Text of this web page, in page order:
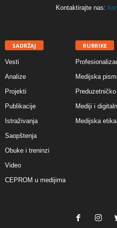
Kontaktirajte nas:
SADRŽAJ
Vesti
Analize
Projekti
Publikacije
Istraživanja
Saopštenja
Obuke i treninzi
Video
CEPROM u medijima
RUBRIKE
Medijska
Mediji i
Medijska etika